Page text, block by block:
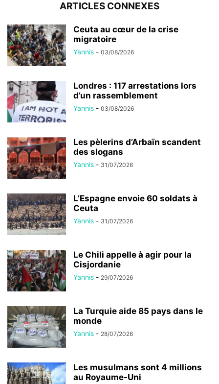
ARTICLES CONNEXES
Ceuta au cœur de la crise
migratoire
Yannis - 03/08/2026
Londres : 117 arrestations lors
d’un rassemblement
Yannis - 03/08/2026
Les pèlerins d’Arbaïn scandent
des slogans
Yannis - 31/07/2026
L’Espagne envoie 60 soldats à
Ceuta
Yannis - 31/07/2026
Le Chili appelle à agir pour la
Cisjordanie
Yannis - 29/07/2026
La Turquie aide 85 pays dans le
monde
Yannis - 28/07/2026
Les musulmans sont 4 millions
au Royaume-Uni